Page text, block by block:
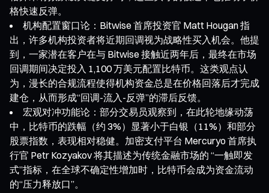
格快速反弹。
机构配置窗口论：Bitwise 首席投资官 Matt Hougan 指
出，许多机构投资者将近期回调视为战略性买入机会。他提
到，一家潜在客户在与 Bitwise 接触近两年后，最终在市场
回调期间决定投入 1,100 万美元配置比特币。这类观点认
为，漫长的合规流程使得机构资金总是在价格回落后才完成
建仓，从而形成“回调-流入-反弹”的滞后反馈。
宏观对冲功能论：部分交易员观察到，在此轮地缘动荡
中，比特币的跌幅（约 3%）显著小于白银（11%）和部分
股票指数，表现相对稳健。加密支付平台 Mercuryo 首席执
行官 Petr Kozyakov 将其描述为传统金融市场的 “一触即发
式”指标，在全球不确定性增加时，比特币会成为资金流动
的“压力释放口”。